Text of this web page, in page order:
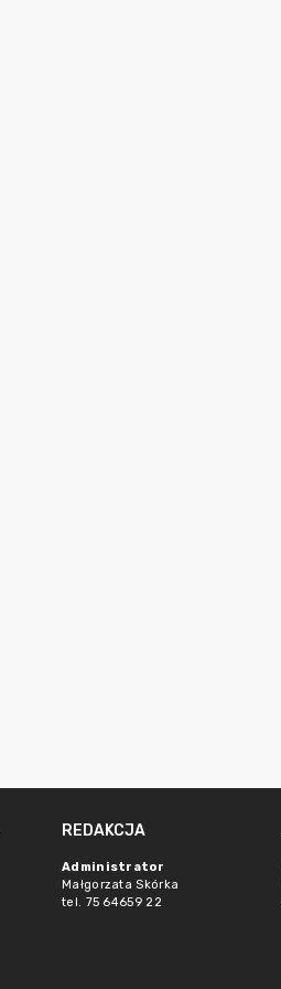
REDAKCJA
Administrator
Małgorzata Skórka
tel. 75 64659 22